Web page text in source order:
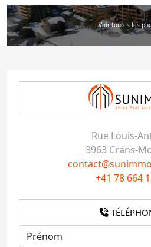
Voir toutes les
Rue Louis-
3963 Crans-
+41 78 664